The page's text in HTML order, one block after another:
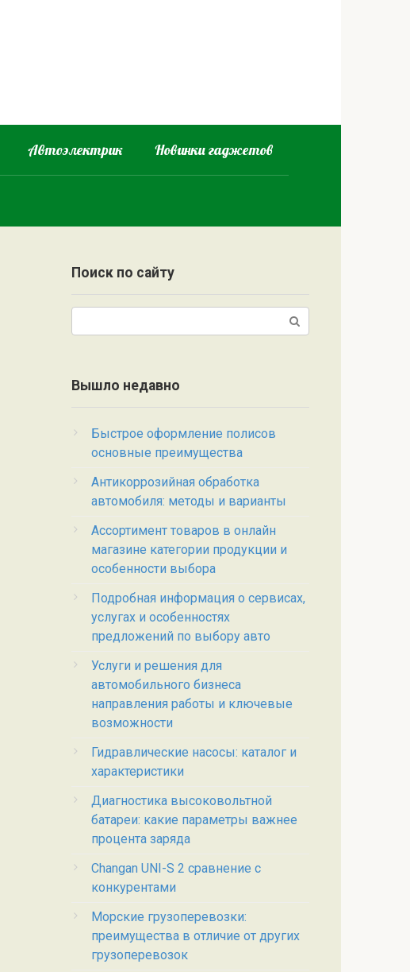
Автоэлектрик Новинки гаджетов
Поиск по сайту
Вышло недавно
Быстрое оформление полисов
основные преимущества
Антикоррозийная обработка
автомобиля: методы и варианты
Ассортимент товаров в онлайн
магазине категории продукции и
особенности выбора
Подробная информация о сервисах,
услугах и особенностях
предложений по выбору авто
Услуги и решения для
автомобильного бизнеса
направления работы и ключевые
возможности
Гидравлические насосы: каталог и
характеристики
Диагностика высоковольтной
батареи: какие параметры важнее
процента заряда
Changan UNI-S 2 сравнение с
конкурентами
Морские грузоперевозки:
преимущества в отличие от других
грузоперевозок